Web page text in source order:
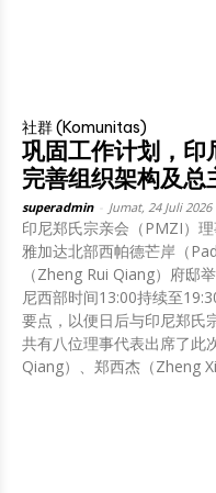
社群 (Komunitas)
巩固工作计划，印
完善组织架构及总
superadmin Jumat, 24 Juli 2026
印尼郑氏宗亲会（PMZI）
雅加达北部西帕德芒岸（
（Zheng Rui Qiang）府邸
尼西部时间13:00持续至
要点，以便日后与印尼郑氏
共有八位理事代表出席了此
Qiang）、郑西杰（Zheng